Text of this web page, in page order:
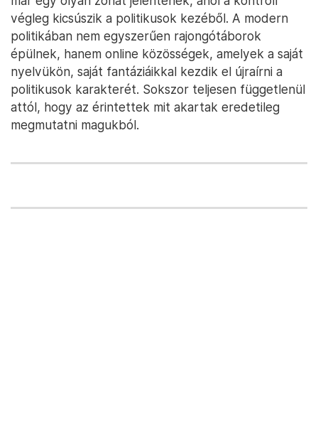
végleg kicsúszik a politikusok kezéből. A modern
politikában nem egyszerűen rajongótáborok
épülnek, hanem online közösségek, amelyek a saját
nyelvükön, saját fantáziáikkal kezdik el újraírni a
politikusok karakterét. Sokszor teljesen függetlenül
attól, hogy az érintettek mit akartak eredetileg
megmutatni magukból.